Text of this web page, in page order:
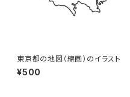
東京都の地図（線画）のイラスト
¥500